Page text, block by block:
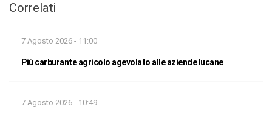
Correlati
7 Agosto 2026 - 11:00
Più carburante agricolo agevolato alle aziende lucane
7 Agosto 2026 - 10:49